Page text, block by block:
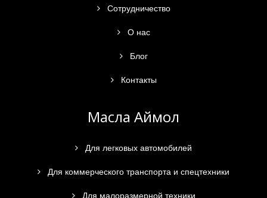
Сотрудничество
О нас
Блог
Контакты
Масла Аймол
Для легковых автомобилей
Для коммерческого транспорта и спецтехники
Для малоразмерной техники